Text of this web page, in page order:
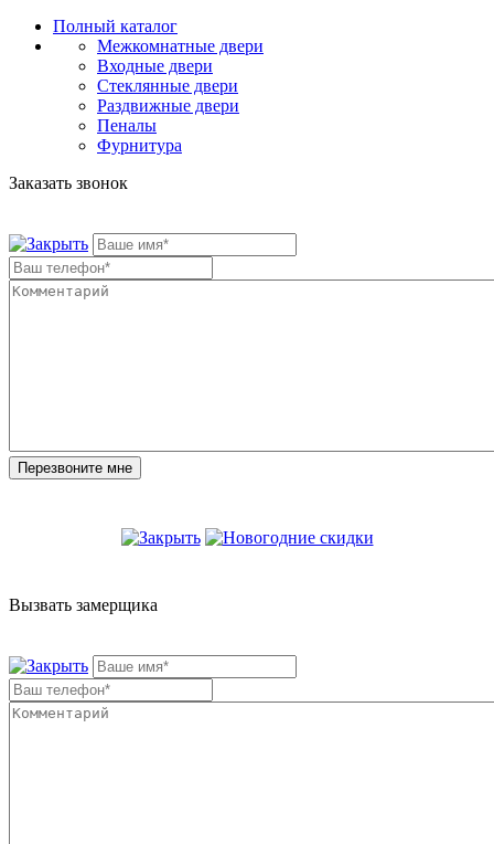
Полный каталог
Межкомнатные двери
Входные двери
Стеклянные двери
Раздвижные двери
Пеналы
Фурнитура
Заказать звонок
Вызвать замерщика